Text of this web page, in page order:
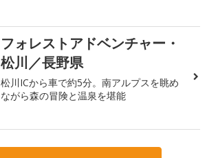
フォレストアドベンチャー・
松川／長野県
松川ICから車で約5分。南アルプスを眺め
ながら森の冒険と温泉を堪能